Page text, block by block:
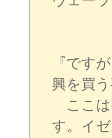
『です
興を買
ここは
す。イ